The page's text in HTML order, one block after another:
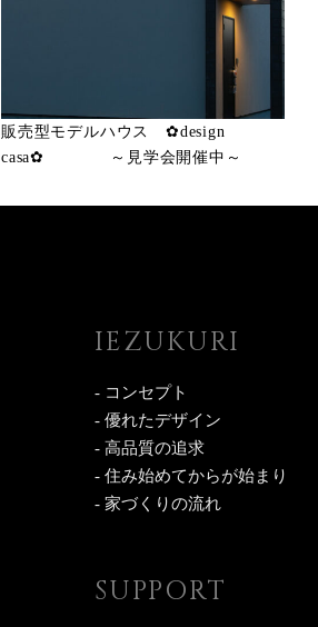
販売型モデルハウス ✿design
casa✿ ～見学会開催中～
IEZUKURI
- コンセプト
- 優れたデザイン
- 高品質の追求
- 住み始めてからが始まり
- 家づくりの流れ
SUPPORT